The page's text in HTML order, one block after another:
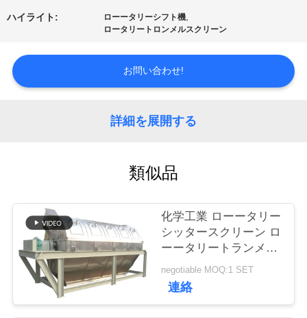
い
工
ー
品
管
ハイライト: ローータリーシフト機,
ロータリートロンメルスクリーン
お問い合わせ!
詳細を展開する
類似品
化学工業 ローータリー
シッタースクリーン ロ
ーータリートランメル
ドラムスクリーン
negotiable MOQ:1 SET
連絡